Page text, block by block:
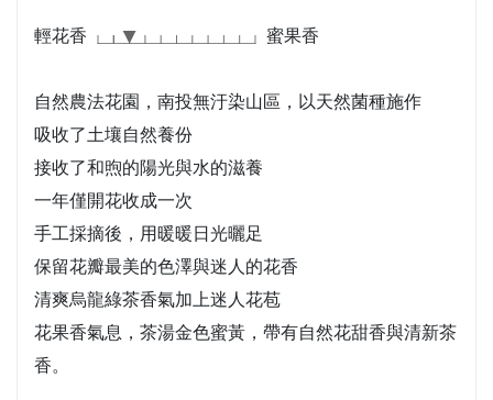
輕花香 蜜果香
自然農法花園，南投無汙染山區，以天然菌種施作
吸收了土壤自然養份
接收了和煦的陽光與水的滋養
一年僅開花收成一次
手工採摘後，用暖暖日光曬足
保留花瓣最美的色澤與迷人的花香
清爽烏龍綠茶香氣加上迷人花苞
花果香氣息，茶湯金色蜜黃，帶有自然花甜香與清新茶
香。